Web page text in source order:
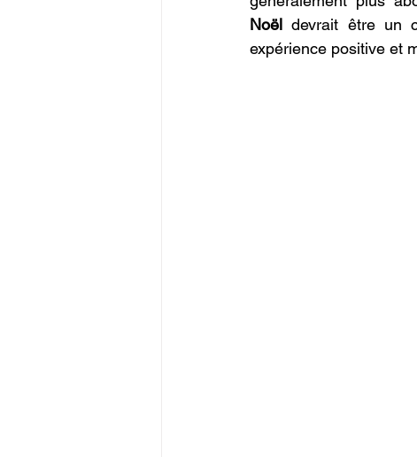
Noël devrait être un
expérience positive et